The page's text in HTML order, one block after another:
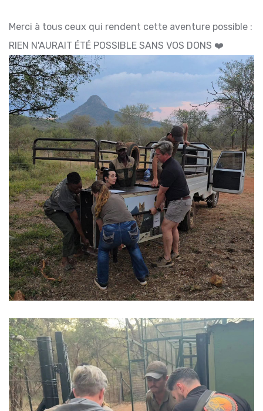
Merci à tous ceux qui rendent cette aventure possible :
RIEN N'AURAIT ÉTÉ POSSIBLE SANS VOS DONS ❤️